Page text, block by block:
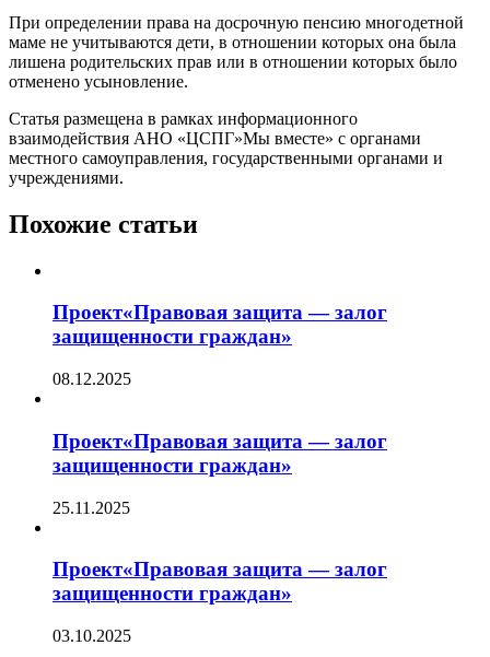
При определении права на досрочную пенсию многодетной
маме не учитываются дети, в отношении которых она была
лишена родительских прав или в отношении которых было
отменено усыновление.
Статья размещена в рамках информационного
взаимодействия АНО «ЦСПГ»Мы вместе» с органами
местного самоуправления, государственными органами и
учреждениями.
Похожие статьи
Проект«Правовая защита — залог
защищенности граждан»
08.12.2025
Проект«Правовая защита — залог
защищенности граждан»
25.11.2025
Проект«Правовая защита — залог
защищенности граждан»
03.10.2025